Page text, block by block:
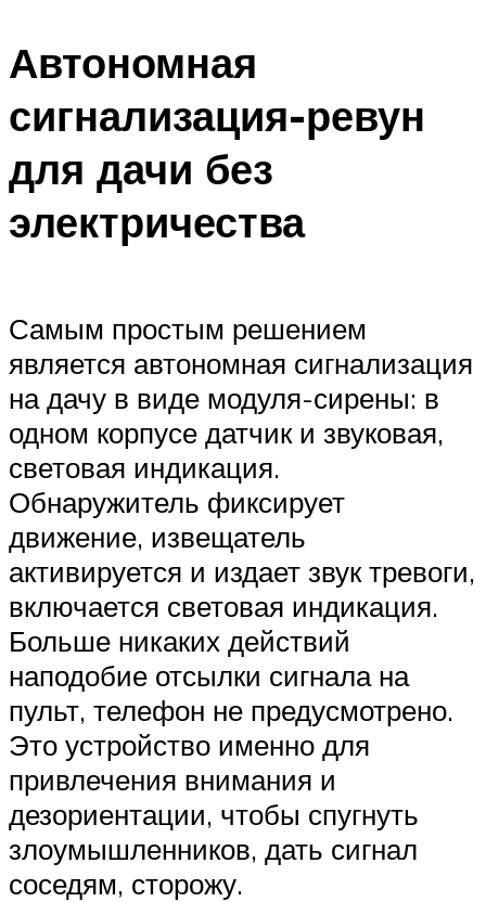
Автономная
сигнализация-ревун
для дачи без
электричества
Самым простым решением
является автономная сигнализация
на дачу в виде модуля-сирены: в
одном корпусе датчик и звуковая,
световая индикация.
Обнаружитель фиксирует
движение, извещатель
активируется и издает звук тревоги,
включается световая индикация.
Больше никаких действий
наподобие отсылки сигнала на
пульт, телефон не предусмотрено.
Это устройство именно для
привлечения внимания и
дезориентации, чтобы спугнуть
злоумышленников, дать сигнал
соседям, сторожу.